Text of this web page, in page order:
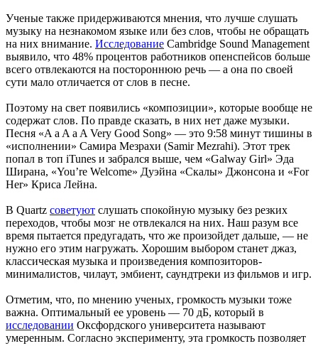
Ученые также придерживаются мнения, что лучше слушать
музыку на незнакомом языке или без слов, чтобы не обращать
на них внимание. Исследование Cambridge Sound Management
выявило, что 48% процентов работников опенспейсов больше
всего отвлекаются на постороннюю речь — а она по своей
сути мало отличается от слов в песне.
Поэтому на свет появились «композиции», которые вообще не
содержат слов. По правде сказать, в них нет даже музыки.
Песня «A a A a A Very Good Song» — это 9:58 минут тишины в
«исполнении» Самира Мезрахи (Samir Mezrahi). Этот трек
попал в топ iTunes и забрался выше, чем «Galway Girl» Эда
Ширана, «You’re Welcome» Дуэйна «Скалы» Джонсона и «For
Her» Криса Лейна.
В Quartz советуют слушать спокойную музыку без резких
переходов, чтобы мозг не отвлекался на них. Наш разум все
время пытается предугадать, что же произойдет дальше, — не
нужно его этим нагружать. Хорошим выбором станет джаз,
классическая музыка и произведения композиторов-
минималистов, чилаут, эмбиент, саундтреки из фильмов и игр.
Отметим, что, по мнению ученых, громкость музыки тоже
важна. Оптимальный ее уровень — 70 дБ, который в
исследовании Оксфордского университета называют
умеренным. Согласно эксперименту, эта громкость позволяет